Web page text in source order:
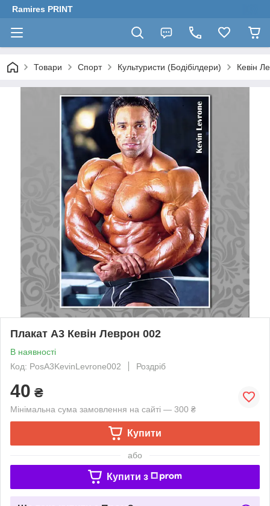
Ramires PRINT
Товари Спорт Культуристи (Бодібілдери) Кевін
Плакат А3 Кевін Леврон 002
В наявності
Код: PosA3KevinLevrone002
Роздріб
40 ₴
Мінімальна сума замовлення на сайті — 300 ₴
Купити
або
Купити з